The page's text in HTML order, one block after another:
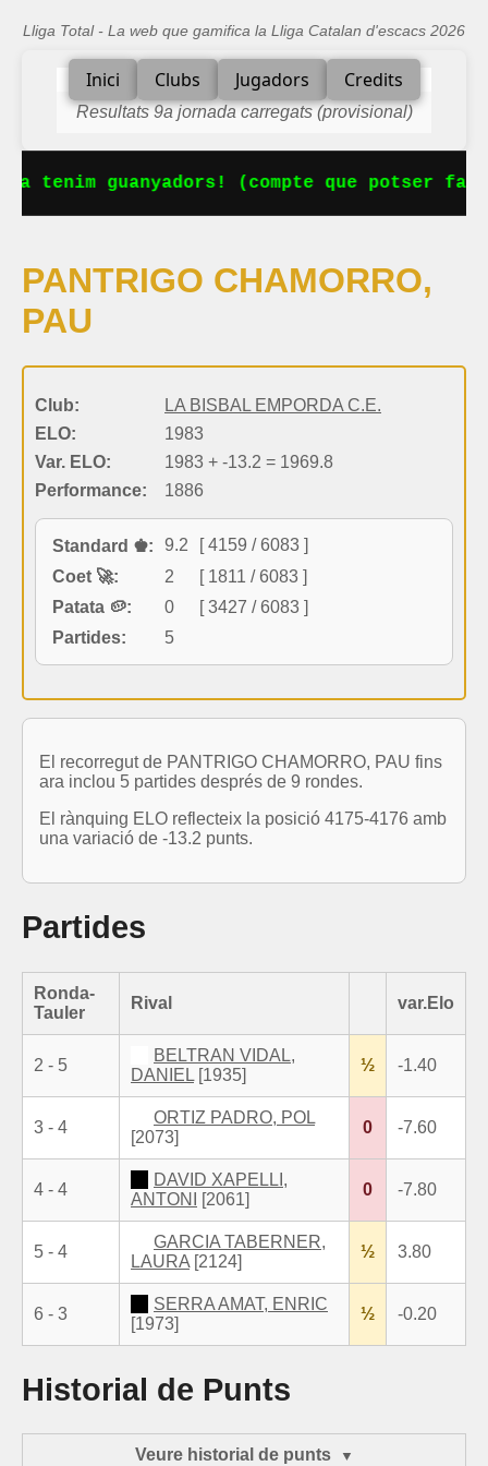
Lliga Total - La web que gamifica la Lliga Catalan d'escacs 2026
Inici Clubs Jugadors Credits
Resultats 9a jornada carregats (provisional)
tenim guanyadors! (compte que potser
PANTRIGO CHAMORRO,
PAU
Club:
LA BISBAL EMPORDA C.E.
ELO:
1983
Var. ELO:
1983 + -13.2 = 1969.8
Performance:
1886
Standard ♚: 9.2
[ 4159 / 6083 ]
Coet 🚀:
2
[ 1811 / 6083 ]
Patata 🥔:
0
[ 3427 / 6083 ]
Partides:
5
El recorregut de PANTRIGO CHAMORRO, PAU fins
ara inclou 5 partides després de 9 rondes.
El rànquing ELO reflecteix la posició 4175-4176 amb
una variació de -13.2 punts.
Partides
Ronda-
Tauler
Rival var.Elo
2 - 5
BELTRAN VIDAL,
DANIEL [1935]
½ -1.40
3 - 4
ORTIZ PADRO, POL
[2073]
0 -7.60
4 - 4
DAVID XAPELLI,
ANTONI
[2061]
0 -7.80
5 - 4
GARCIA TABERNER,
LAURA [2124]
½ 3.80
6 - 3
SERRA AMAT, ENRIC
[1973]
½ -0.20
Historial de Punts
Veure historial de punts